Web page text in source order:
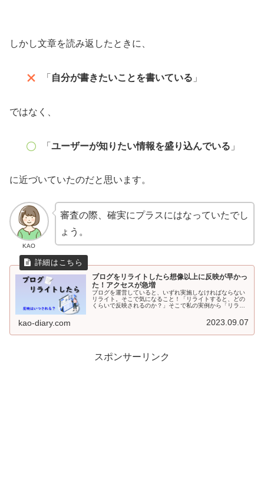
しかし文章を読み返したときに、
「 自分が書きたいことを書いている 」
ではなく、
「 ユーザーが知りたい情報を盛り込んでいる 」
に近づいていたのだと思います。
KAO
審査の際、確実にプラスにはなっていたでし
ょう。
ブログをリライトしたら想像以上に反映が早かっ
た！アクセスが急増
ブログを運営していると、いずれ実施しなければならない
リライト。そこで気になること！「リライトすると、どの
くらいで反映されるのか？」そこで私の実例から「リライ
kao-diary.com 2023.09.07
スポンサーリンク